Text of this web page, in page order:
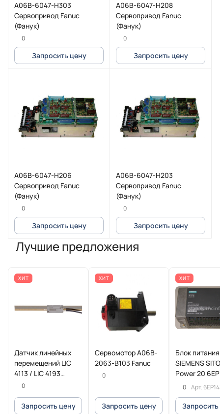
A06B-6047-H303
Сервопривод Fanuc
(Фанук)
0
Запросить цену
A06B-6047-H208
Сервопривод Fanuc
(Фанук)
0
Запросить цену
A06B-6047-H206
Сервопривод Fanuc
(Фанук)
0
Запросить цену
A06B-6047-H203
Сервопривод Fanuc
(Фанук)
0
Запросить цену
Лучшие предложения
ХИТ
Датчик линейных
перемещений LIC
4113 / LIC 4193
HEIDENHAIN
0
Запросить цену
ХИТ
Сервомотор A06B-
2063-B103 Fanuc
0
Запросить цену
ХИТ
Блок питания
SIEMENS
Power 20
1SL11
0 Арт.